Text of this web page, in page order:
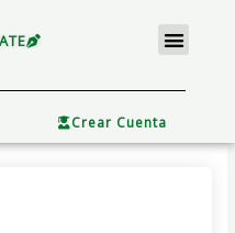
Menu
Crear Cuenta